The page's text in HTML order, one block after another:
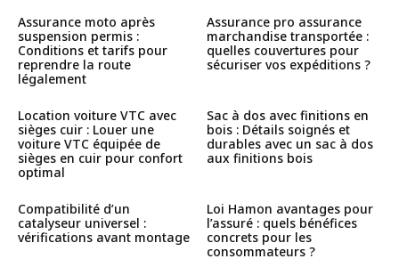
Assurance moto après
suspension permis :
Conditions et tarifs pour
reprendre la route
légalement
Assurance pro assurance
marchandise transportée :
quelles couvertures pour
sécuriser vos expéditions ?
Location voiture VTC avec
sièges cuir : Louer une
voiture VTC équipée de
sièges en cuir pour confort
optimal
Sac à dos avec finitions en
bois : Détails soignés et
durables avec un sac à dos
aux finitions bois
Compatibilité d’un
catalyseur universel :
vérifications avant montage
Loi Hamon avantages pour
l’assuré : quels bénéfices
concrets pour les
consommateurs ?